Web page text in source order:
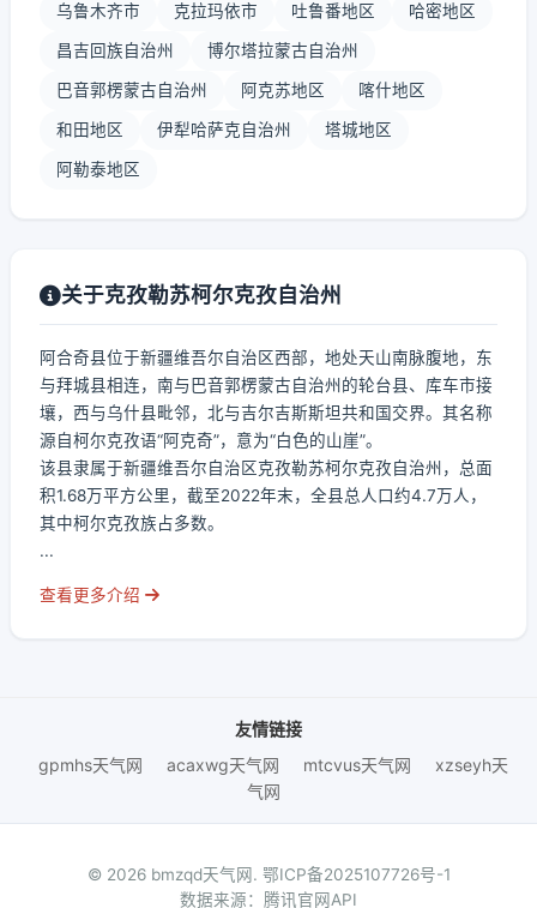
乌鲁木齐市 克拉玛依市 吐鲁番地区 哈密地区
昌吉回族自治州 博尔塔拉蒙古自治州
巴音郭楞蒙古自治州 阿克苏地区 喀什地区
和田地区 伊犁哈萨克自治州 塔城地区
阿勒泰地区
关于克孜勒苏柯尔克孜自治州
阿合奇县位于新疆维吾尔自治区西部，地处天山南脉腹地，东
与拜城县相连，南与巴音郭楞蒙古自治州的轮台县、库车市接
壤，西与乌什县毗邻，北与吉尔吉斯斯坦共和国交界。其名称
源自柯尔克孜语“阿克奇”，意为“白色的山崖”。
该县隶属于新疆维吾尔自治区克孜勒苏柯尔克孜自治州，总面
积1.68万平方公里，截至2022年末，全县总人口约4.7万人，
其中柯尔克孜族占多数。
...
查看更多介绍
友情链接
gpmhs天气网
acaxwg天气网 mtcvus天气网
xzseyh天
气网
© 2026 bmzqd天气网. 鄂ICP备2025107726号-1
数据来源：腾讯官网API